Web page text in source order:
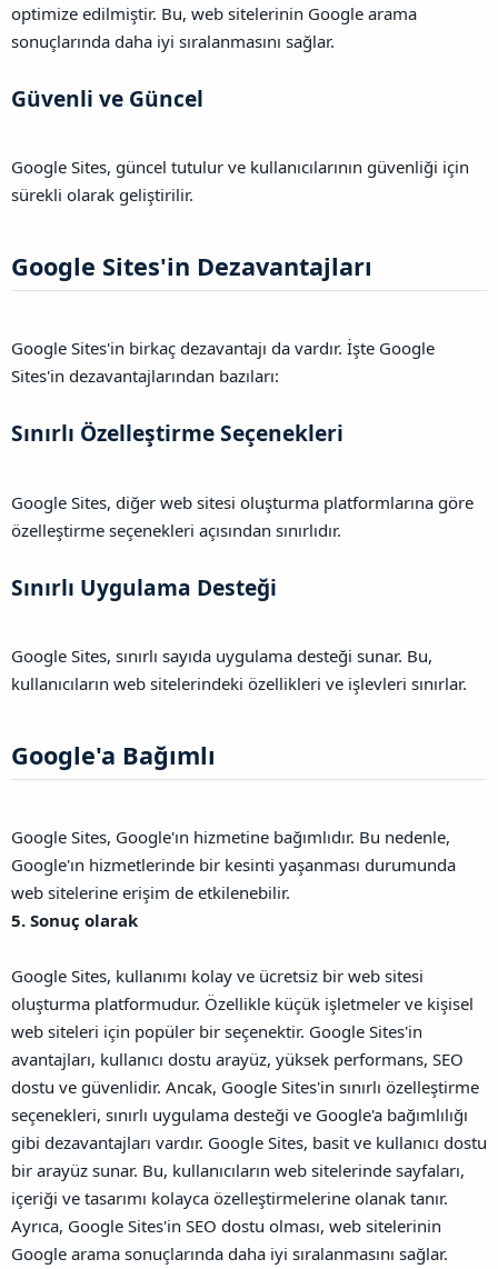
optimize edilmiştir. Bu, web sitelerinin Google arama
sonuçlarında daha iyi sıralanmasını sağlar.
Güvenli ve Güncel​
Google Sites, güncel tutulur ve kullanıcılarının güvenliği için
sürekli olarak geliştirilir.
Google Sites'in Dezavantajları​
Google Sites'in birkaç dezavantajı da vardır. İşte Google
Sites'in dezavantajlarından bazıları:
Sınırlı Özelleştirme Seçenekleri​
Google Sites, diğer web sitesi oluşturma platformlarına göre
özelleştirme seçenekleri açısından sınırlıdır.
Sınırlı Uygulama Desteği​
Google Sites, sınırlı sayıda uygulama desteği sunar. Bu,
kullanıcıların web sitelerindeki özellikleri ve işlevleri sınırlar.
Google'a Bağımlı​
Google Sites, Google'ın hizmetine bağımlıdır. Bu nedenle,
Google'ın hizmetlerinde bir kesinti yaşanması durumunda
web sitelerine erişim de etkilenebilir.
5. Sonuç olarak
Google Sites, kullanımı kolay ve ücretsiz bir web sitesi
oluşturma platformudur. Özellikle küçük işletmeler ve kişisel
web siteleri için popüler bir seçenektir. Google Sites'in
avantajları, kullanıcı dostu arayüz, yüksek performans, SEO
dostu ve güvenlidir. Ancak, Google Sites'in sınırlı özelleştirme
seçenekleri, sınırlı uygulama desteği ve Google'a bağımlılığı
gibi dezavantajları vardır. Google Sites, basit ve kullanıcı dostu
bir arayüz sunar. Bu, kullanıcıların web sitelerinde sayfaları,
içeriği ve tasarımı kolayca özelleştirmelerine olanak tanır.
Ayrıca, Google Sites'in SEO dostu olması, web sitelerinin
Google arama sonuçlarında daha iyi sıralanmasını sağlar.